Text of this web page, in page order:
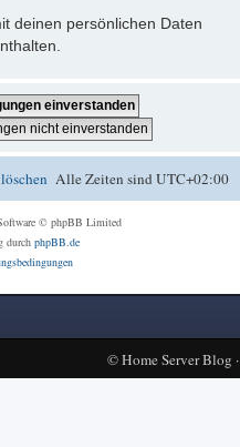
deinen persönlichen Daten
Alle Zeiten sindUTC+02:00
© phpBB Limited
durch phpBB.de
©Home Server Blog